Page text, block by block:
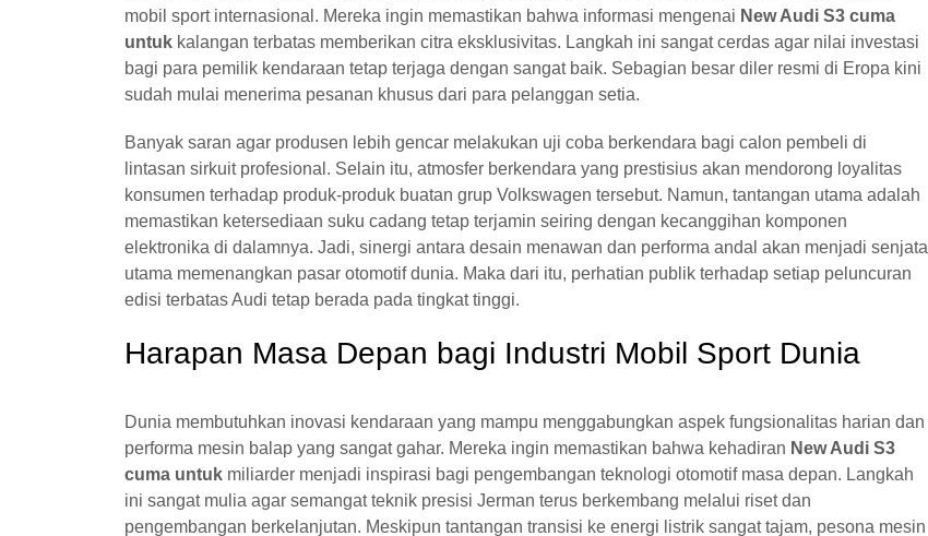
mobil sport internasional. Mereka ingin memastikan bahwa informasi mengenai New Audi S3 cuma
untuk kalangan terbatas memberikan citra eksklusivitas. Langkah ini sangat cerdas agar nilai investasi
bagi para pemilik kendaraan tetap terjaga dengan sangat baik. Sebagian besar diler resmi di Eropa kini
sudah mulai menerima pesanan khusus dari para pelanggan setia.
Banyak saran agar produsen lebih gencar melakukan uji coba berkendara bagi calon pembeli di
lintasan sirkuit profesional. Selain itu, atmosfer berkendara yang prestisius akan mendorong loyalitas
konsumen terhadap produk-produk buatan grup Volkswagen tersebut. Namun, tantangan utama adalah
memastikan ketersediaan suku cadang tetap terjamin seiring dengan kecanggihan komponen
elektronika di dalamnya. Jadi, sinergi antara desain menawan dan performa andal akan menjadi senjata
utama memenangkan pasar otomotif dunia. Maka dari itu, perhatian publik terhadap setiap peluncuran
edisi terbatas Audi tetap berada pada tingkat tinggi.
Harapan Masa Depan bagi Industri Mobil Sport Dunia
Dunia membutuhkan inovasi kendaraan yang mampu menggabungkan aspek fungsionalitas harian dan
performa mesin balap yang sangat gahar. Mereka ingin memastikan bahwa kehadiran New Audi S3
cuma untuk miliarder menjadi inspirasi bagi pengembangan teknologi otomotif masa depan. Langkah
ini sangat mulia agar semangat teknik presisi Jerman terus berkembang melalui riset dan
pengembangan berkelanjutan. Meskipun tantangan transisi ke energi listrik sangat tajam, pesona mesin